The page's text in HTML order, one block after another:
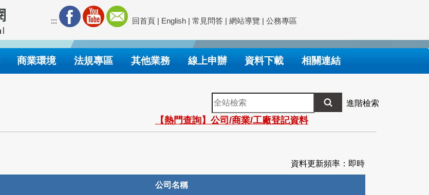
::: 回首頁 | English | 常見問答 | 網站導覽 | 公務專區
商業環境 法規專區 其他業務 線上申辦 資料下載 相關連結
全
站
檢
索
進階檢索
【熱門查詢】公司/商業/工廠登記資料
資料更新頻率：即時
公司名稱